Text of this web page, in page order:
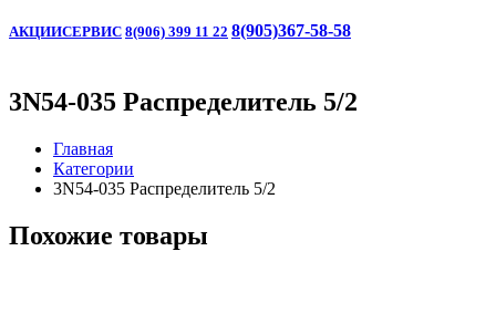
АКЦИИСЕРВИС 8(906) 399 11 22 8(905)367-58-58
3N54-035 Распределитель 5/2
Главная
Категории
3N54-035 Распределитель 5/2
Похожие товары